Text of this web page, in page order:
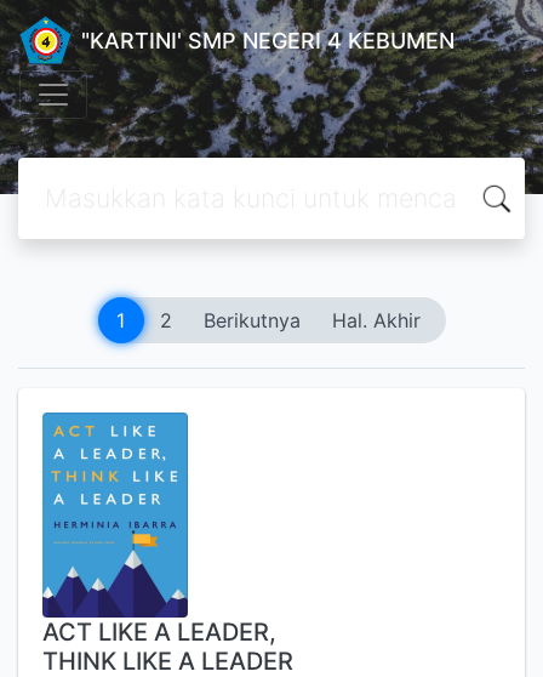
"KARTINI' SMP NEGERI 4 KEBUMEN
1 2 Berikutnya Hal. Akhir
ACT LIKE A LEADER,
THINK LIKE A LEADER